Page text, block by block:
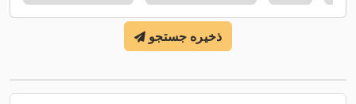
ذخیره جستجو